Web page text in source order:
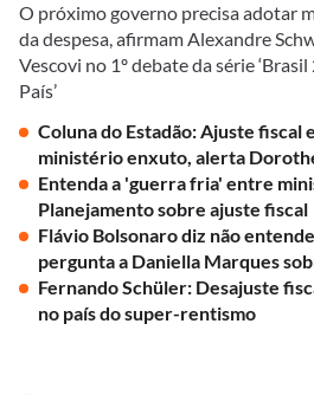
O próximo governo precisa adotar
da despesa, afirmam Alexandre
Vescovi no 1º debate da série
País’
Coluna do Estadão: Ajuste fiscal
ministério enxuto, alerta
Entenda a 'guerra fria' entre
Planejamento sobre ajuste fiscal
Flávio Bolsonaro diz não
pergunta a Daniella Marques
Fernando Schüler: Desajuste
no país do super-rentismo